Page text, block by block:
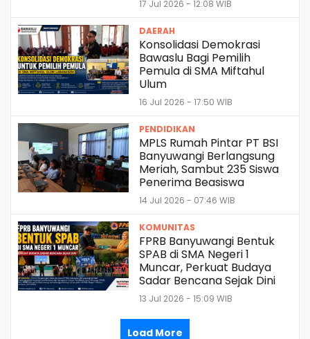
17 Jul 2026 - 12:08 WIB
DAERAH
Konsolidasi Demokrasi
Bawaslu Bagi Pemilih
Pemula di SMA Miftahul
Ulum
16 Jul 2026 - 17:50 WIB
PENDIDIKAN
MPLS Rumah Pintar PT BSI
Banyuwangi Berlangsung
Meriah, Sambut 235 Siswa
Penerima Beasiswa
14 Jul 2026 - 07:46 WIB
KOMUNITAS
FPRB Banyuwangi Bentuk
SPAB di SMA Negeri 1
Muncar, Perkuat Budaya
Sadar Bencana Sejak Dini
13 Jul 2026 - 15:09 WIB
Load More